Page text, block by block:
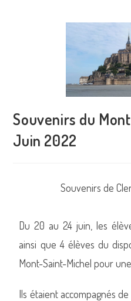
Souvenirs du
Juin 2022
Souvenirs de
Du 20 au 24 juin, les
ainsi que 4 élèves du
Mont-Saint-Michel pour
Ils étaient accompagnés